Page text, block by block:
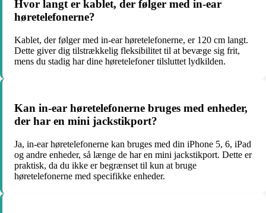
Hvor langt er kablet, der følger med in-ear
høretelefonerne?
Kablet, der følger med in-ear høretelefonerne, er 120 cm langt.
Dette giver dig tilstrækkelig fleksibilitet til at bevæge sig frit,
mens du stadig har dine høretelefoner tilsluttet lydkilden.
Kan in-ear høretelefonerne bruges med enheder,
der har en mini jackstikport?
Ja, in-ear høretelefonerne kan bruges med din iPhone 5, 6, iPad
og andre enheder, så længe de har en mini jackstikport. Dette er
praktisk, da du ikke er begrænset til kun at bruge
høretelefonerne med specifikke enheder.